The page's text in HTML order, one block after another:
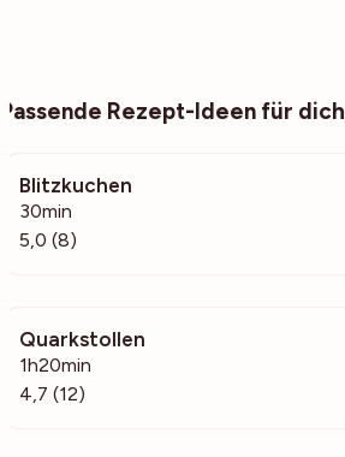
Passende Rezept-Ideen für dich
Blitzkuchen
30min
5,0 (8)
Quarkstollen
1h20min
4,7 (12)